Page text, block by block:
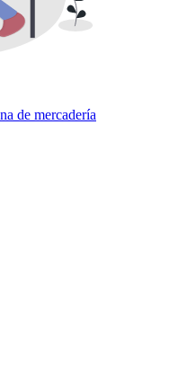
de mercadería